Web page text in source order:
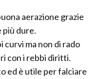
aerazione grazie
più dure.
curvi ma non di rado
con i rebbi diritti.
ed è utile per falciare